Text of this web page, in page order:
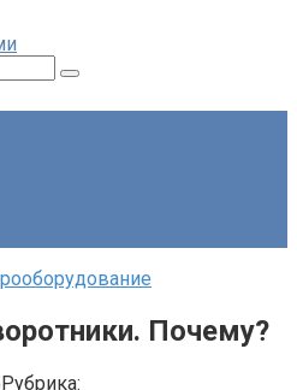
Почему?
Рубрика: